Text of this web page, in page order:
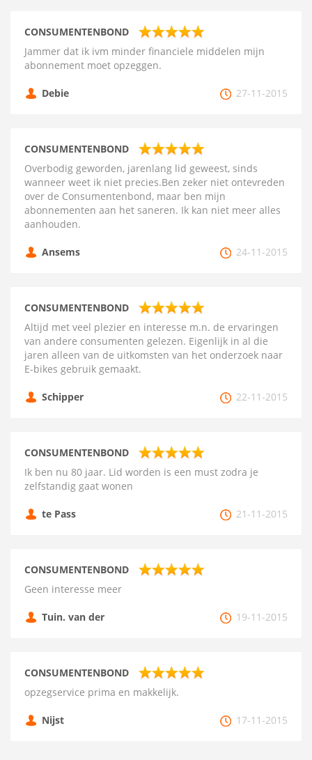
CONSUMENTENBOND
Jammer dat ik ivm minder financiele middelen mijn
abonnement moet opzeggen.
Debie 27-11-2015
CONSUMENTENBOND
Overbodig geworden, jarenlang lid geweest, sinds
wanneer weet ik niet precies.Ben zeker niet ontevreden
over de Consumentenbond, maar ben mijn
abonnementen aan het saneren. Ik kan niet meer alles
aanhouden.
Ansems 24-11-2015
CONSUMENTENBOND
Altijd met veel plezier en interesse m.n. de ervaringen
van andere consumenten gelezen. Eigenlijk in al die
jaren alleen van de uitkomsten van het onderzoek naar
E-bikes gebruik gemaakt.
Schipper 22-11-2015
CONSUMENTENBOND
Ik ben nu 80 jaar. Lid worden is een must zodra je
zelfstandig gaat wonen
te Pass 21-11-2015
CONSUMENTENBOND
Geen interesse meer
Tuin. van der 19-11-2015
CONSUMENTENBOND
opzegservice prima en makkelijk.
Nijst 17-11-2015